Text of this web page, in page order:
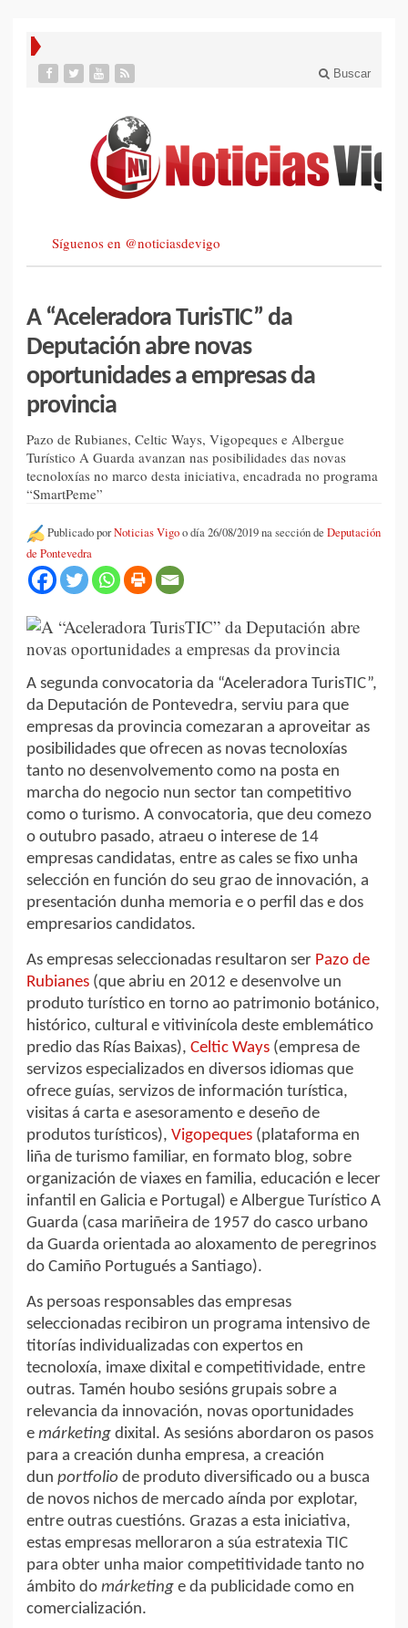
Buscar
Síguenos en @noticiasdevigo
A “Aceleradora TurisTIC” da
Deputación abre novas
oportunidades a empresas da
provincia
Pazo de Rubianes, Celtic Ways, Vigopeques e Albergue
Turístico A Guarda avanzan nas posibilidades das novas
tecnoloxías no marco desta iniciativa, encadrada no programa
“SmartPeme”
Publicado porNoticias Vigoo día 26/08/2019 na sección de Deputación
de Pontevedra
A segunda convocatoria da “Aceleradora TurisTIC”,
da Deputación de Pontevedra, serviu para que
empresas da provincia comezaran a aproveitar as
posibilidades que ofrecen as novas tecnoloxías
tanto no desenvolvemento como na posta en
marcha do negocio nun sector tan competitivo
como o turismo. A convocatoria, que deu comezo
o outubro pasado, atraeu o interese de 14
empresas candidatas, entre as cales se fixo unha
selección en función do seu grao de innovación, a
presentación dunha memoria e o perfil das e dos
empresarios candidatos.
As empresas seleccionadas resultaron ser Pazo de
Rubianes (que abriu en 2012 e desenvolve un
produto turístico en torno ao patrimonio botánico,
histórico, cultural e vitivinícola deste emblemático
predio das Rías Baixas), Celtic Ways (empresa de
servizos especializados en diversos idiomas que
ofrece guías, servizos de información turística,
visitas á carta e asesoramento e deseño de
produtos turísticos), Vigopeques (plataforma en
liña de turismo familiar, en formato blog, sobre
organización de viaxes en familia, educación e lecer
infantil en Galicia e Portugal) e Albergue Turístico A
Guarda (casa mariñeira de 1957 do casco urbano
da Guarda orientada ao aloxamento de peregrinos
do Camiño Portugués a Santiago).
As persoas responsables das empresas
seleccionadas recibiron un programa intensivo de
titorías individualizadas con expertos en
tecnoloxía, imaxe dixital e competitividade, entre
outras. Tamén houbo sesións grupais sobre a
relevancia da innovación, novas oportunidades
e márketing dixital. As sesións abordaron os pasos
para a creación dunha empresa, a creación
dun portfolio de produto diversificado ou a busca
de novos nichos de mercado aínda por explotar,
entre outras cuestións. Grazas a esta iniciativa,
estas empresas melloraron a súa estratexia TIC
para obter unha maior competitividade tanto no
ámbito do márketing e da publicidade como en
comercialización.